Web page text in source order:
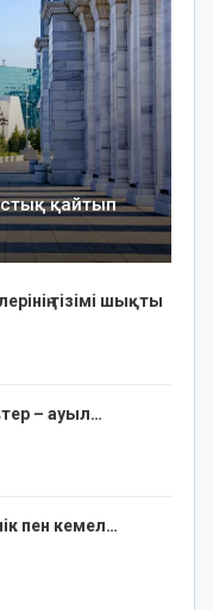
қайтып
тізімі шықты
– ауыл…
пен кемел…